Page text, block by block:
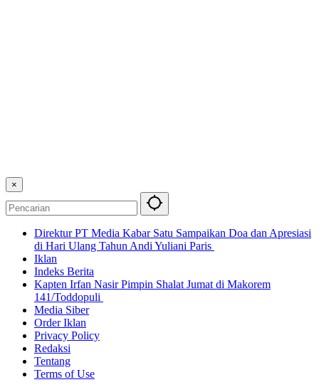
×
Direktur PT Media Kabar Satu Sampaikan Doa dan Apresiasi
di Hari Ulang Tahun Andi Yuliani Paris
Iklan
Indeks Berita
Kapten Irfan Nasir Pimpin Shalat Jumat di Makorem
141/Toddopuli
Media Siber
Order Iklan
Privacy Policy
Redaksi
Tentang
Terms of Use